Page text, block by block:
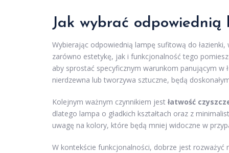
Jak wybrać odpowiednią
Wybierając odpowiednią lampę sufitową do
zarówno estetykę, jak i funkcjonalność tego
aby sprostać specyficznym warunkom panującym w
nierdzewna lub tworzywa sztuczne, będą
Kolejnym ważnym czynnikiem jest łatwość
dlatego lampa o gładkich kształtach oraz z
uwagę na kolory, które będą mniej widoczne w
W kontekście funkcjonalności, dobrze jest rozważyć